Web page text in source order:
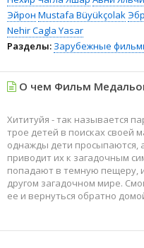
Эйрон Mustafa Büyükçolak
Nehir Cagla Yasar
Разделы: Зарубежные
О чем Фильм
Хититуйя - так называется
трое детей в поисках своей
однажды дети просыпаются,
приводит их к загадочным
попадают в темную пещеру,
другом загадочном мире.
ее и вернуться обратно